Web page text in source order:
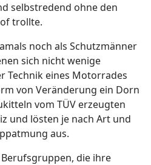
selbstredend ohne den
trollte.
noch als Schutzmänner
sich nicht wenige
Technik eines Motorrades
von Veränderung ein Dorn
vom TÜV erzeugten
und lösten je nach Art und
aus.
die ihre